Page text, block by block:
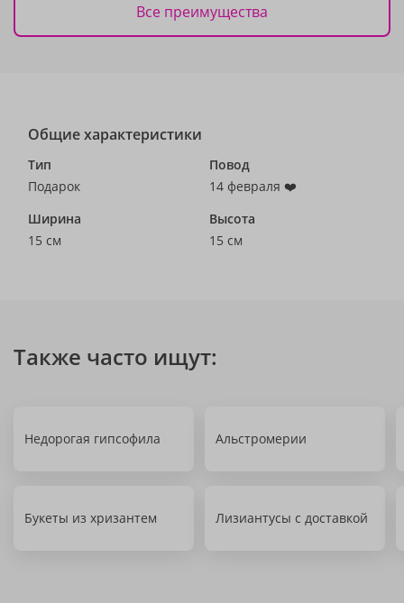
Все преимущества
Общие характеристики
Тип
Подарок
Повод
14 февраля ❤️
Ширина
15 см
Высота
15 см
Также часто ищут:
Недорогая гипсофила Альстромерии
Букеты из хризантем Лизиантусы с доставкой